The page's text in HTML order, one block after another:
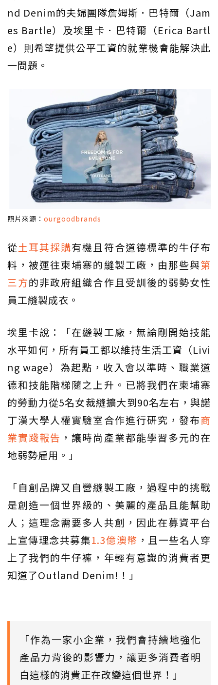
nd Denim的夫婦團隊詹姆斯．巴特爾（Jam
es Bartle）及埃里卡．巴特爾（Erica Bartl
e）則希望提供公平工資的就業機會能解決此
一問題。
照片來源： ourgoodbrands
從土耳其採購有機且符合道德標準的牛仔布
料，被運往柬埔寨的縫製工廠，由那些與第
三方的非政府組織合作且受訓後的弱勢女性
員工縫製成衣。
埃里卡說：「在縫製工廠，無論剛開始技能
水平如何，所有員工都以維持生活工資（Livi
ng wage）為起點，收入會以準時、職業道
德和技能階梯隨之上升。已將我們在柬埔寨
的勞動力從5名女裁縫擴大到90名左右，與諾
丁漢大學人權實驗室合作進行研究，發布商
業實踐報告 ，讓時尚產業都能學習多元的在
地弱勢雇用。」
「自創品牌又自營縫製工廠，過程中的挑戰
是創造一個世界級的、美麗的產品且能幫助
人；這理念需要多人共創，因此在募資平台
上宣傳理念共募集1.3億澳幣 ，且一些名人穿
上了我們的牛仔褲，年輕有意識的消費者更
知道了Outland Denim!！」
「作為一家小企業，我們會持續地強化
產品力背後的影響力，讓更多消費者明
白這樣的消費正在改變這個世界！」